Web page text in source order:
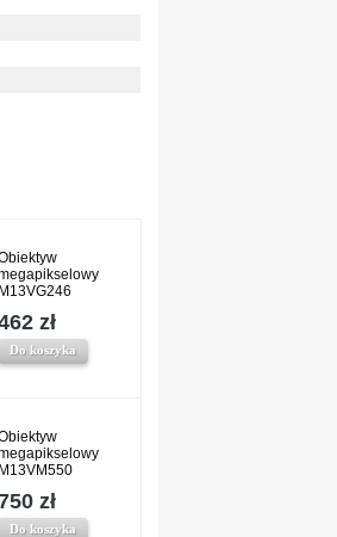
M13VG246
zł
Do koszyka
M13VM550
zł
Do koszyka